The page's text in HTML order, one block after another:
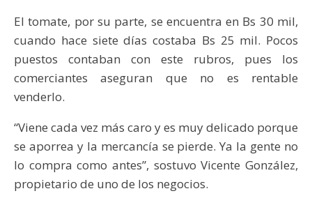
El tomate, por su parte, se encuentra en Bs 30 mil,
cuando hace siete días costaba Bs 25 mil. Pocos
puestos contaban con este rubros, pues los
comerciantes aseguran que no es rentable
venderlo.
“Viene cada vez más caro y es muy delicado porque
se aporrea y la mercancía se pierde. Ya la gente no
lo compra como antes”, sostuvo Vicente González,
propietario de uno de los negocios.